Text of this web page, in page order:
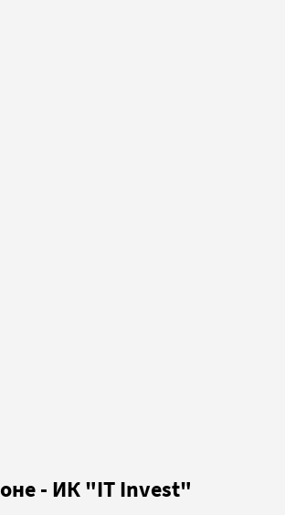
- ИК "IT Invest"